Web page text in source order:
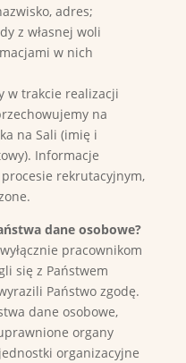
adres;
z własnej woli
w nich
w trakcie realizacji
na
na Sali (imię i
Informacje
rekrutacyjnym,
dane osobowe?
pracownikom
się z Państwem
Państwo zgodę.
dane osobowe,
organy
organizacyjne